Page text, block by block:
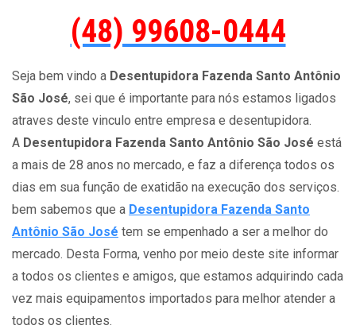
(48) 99608-0444
Seja bem vindo a Desentupidora Fazenda Santo Antônio
São José, sei que é importante para nós estamos ligados
atraves deste vinculo entre empresa e desentupidora.
A Desentupidora Fazenda Santo Antônio São José está
a mais de 28 anos no mercado, e faz a diferença todos os
dias em sua função de exatidão na execução dos serviços.
bem sabemos que a Desentupidora Fazenda Santo
Antônio São José tem se empenhado a ser a melhor do
mercado. Desta Forma, venho por meio deste site informar
a todos os clientes e amigos, que estamos adquirindo cada
vez mais equipamentos importados para melhor atender a
todos os clientes.